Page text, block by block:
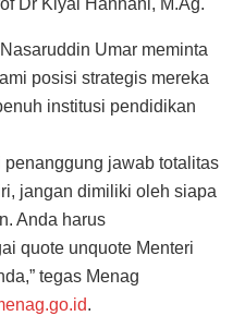
Dr Kiyai Hannani, M.Ag.
Umar meminta
posisi strategis mereka
institusi pendidikan
penanggung jawab totalitas
jangan dimiliki oleh siapa
Anda harus
quote unquote Menteri
tegas Menag
.